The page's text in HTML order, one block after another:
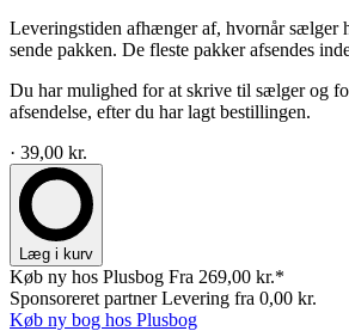
Leveringstiden afhænger af, hvornår sælger
sende pakken. De fleste pakker afsendes
Du har mulighed for at skrive til sælger og
afsendelse, efter du har lagt bestillingen.
· 39,00 kr.
Læg i kurv
Køb ny hos Plusbog Fra 269,00 kr.*
Sponsoreret partnerLevering fra 0,00 kr.
Køb ny bog hos Plusbog